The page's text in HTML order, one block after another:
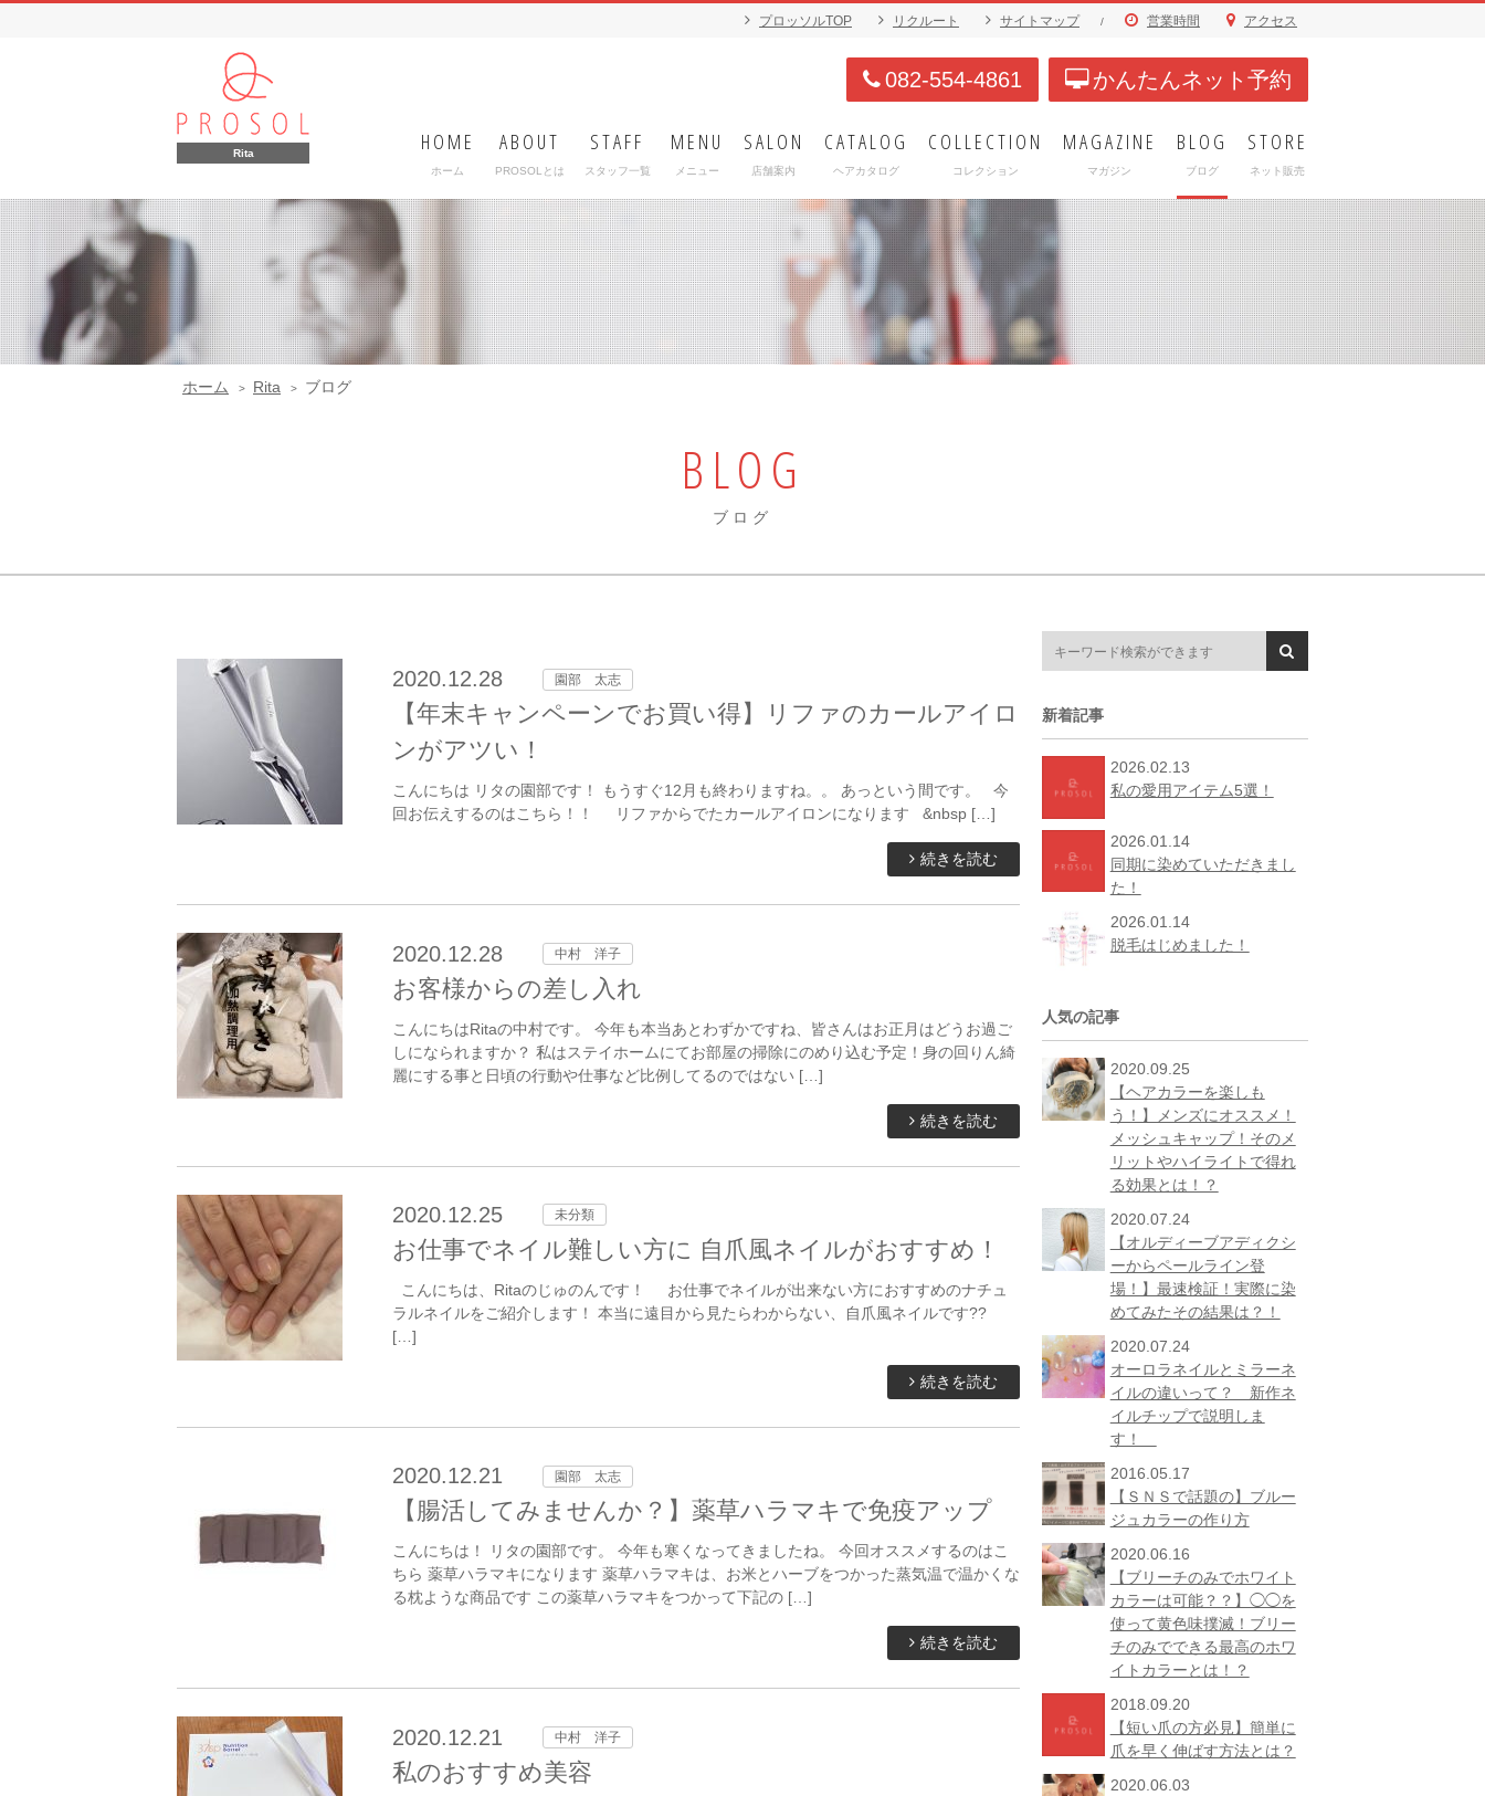
プロッソルTOP リクルート サイトマップ / 営業時間 アクセス
Rita
082-554-4861 かんたんネット予約
HOME
ホーム
ABOUT
PROSOLとは
STAFF
スタッフ一覧
MENU
メニュー
SALON
店舗案内
CATALOG
ヘアカタログ
COLLECTION
コレクション
MAGAZINE
マガジン
BLOG
ブログ
STORE
ネット販売
ホーム Rita ブログ
BLOG
ブログ
2020.12.28 園部 太志
【年末キャンペーンでお買い得】リファのカールアイロ
ンがアツい！
こんにちは リタの園部です！ もうすぐ12月も終わりますね。。 あっという間です。 今
回お伝えするのはこちら！！ リファからでたカールアイロンになります &nbsp […]
続きを読む
2020.12.28 中村 洋子
お客様からの差し入れ
こんにちはRitaの中村です。 今年も本当あとわずかですね、皆さんはお正月はどうお過ご
しになられますか？ 私はステイホームにてお部屋の掃除にのめり込む予定！身の回りん綺
麗にする事と日頃の行動や仕事など比例してるのではない […]
続きを読む
2020.12.25 未分類
お仕事でネイル難しい方に 自爪風ネイルがおすすめ！
こんにちは、Ritaのじゅのんです！ お仕事でネイルが出来ない方におすすめのナチュ
ラルネイルをご紹介します！ 本当に遠目から見たらわからない、自爪風ネイルです??
[…]
続きを読む
2020.12.21 園部 太志
【腸活してみませんか？】薬草ハラマキで免疫アップ
こんにちは！ リタの園部です。 今年も寒くなってきましたね。 今回オススメするのはこ
ちら 薬草ハラマキになります 薬草ハラマキは、お米とハーブをつかった蒸気温で温かくな
る枕ような商品です この薬草ハラマキをつかって下記の […]
続きを読む
2020.12.21 中村 洋子
私のおすすめ美容
新着記事
2026.02.13
私の愛用アイテム5選！
2026.01.14
同期に染めていただきまし
た！
2026.01.14
脱毛はじめました！
人気の記事
2020.09.25
【ヘアカラーを楽しも
う！】メンズにオススメ！
メッシュキャップ！そのメ
リットやハイライトで得れ
る効果とは！？
2020.07.24
【オルディーブアディクシ
ーからペールライン登
場！】最速検証！実際に染
めてみたその結果は？！
2020.07.24
オーロラネイルとミラーネ
イルの違いって？ 新作ネ
イルチップで説明しま
す！
2016.05.17
【ＳＮＳで話題の】ブルー
ジュカラーの作り方
2020.06.16
【ブリーチのみでホワイト
カラーは可能？？】◯◯を
使って黄色味撲滅！ブリー
チのみでできる最高のホワ
イトカラーとは！？
2018.09.20
【短い爪の方必見】簡単に
爪を早く伸ばす方法とは？
2020.06.03